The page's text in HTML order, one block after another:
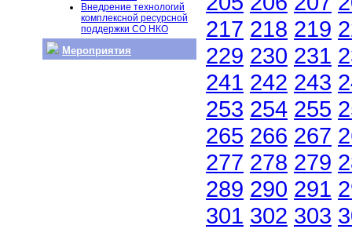
Внедрение технологий
комплексной ресурсной
поддержки СО НКО
Мероприятия
217 218 219
229 230 231
241 242 243
253 254 255
265 266 267
277 278 279
289 290 291
301 302 303